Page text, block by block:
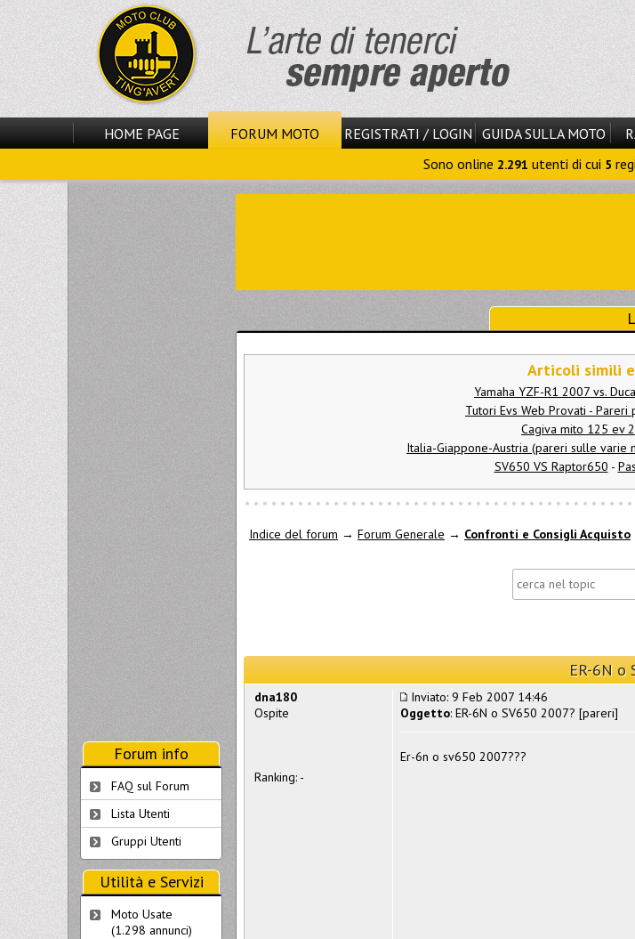
HOME PAGE FORUM MOTO REGISTRATI / LOGIN GUIDA SULLA MOTO
Sono online 2.291 utenti di cui 5
Articoli simili
Yamaha YZF-R1 2007 vs.
Tutori Evs Web Provati - Pareri
Cagiva mito 125 ev
Italia-Giappone-Austria (pareri sulle varie
SV650 VS Raptor650 -
Indice del forum → Forum Generale → Confronti e Consigli Acquisto
ER-6N o
Inviato: 9 Feb 2007 14:46
Oggetto: ER-6N o SV650 2007? [pareri]
Er-6n o sv650 2007???
dna180
Ospite
Ranking: -
Forum info
FAQ sul Forum
Lista Utenti
Gruppi Utenti
Utilità e Servizi
Moto Usate
(1.298 annunci)